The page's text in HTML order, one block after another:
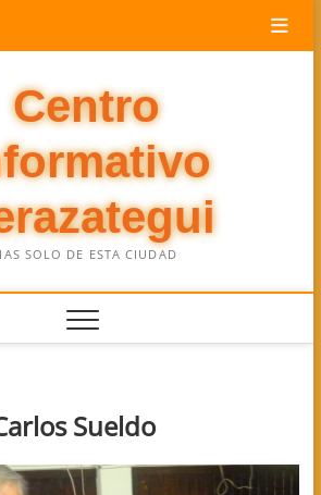
Centro
SOLO DE ESTA CIUDAD
Sueldo